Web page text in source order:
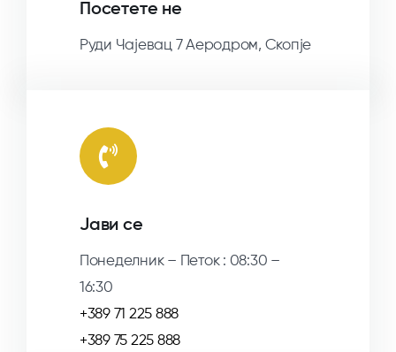
Посетете не
Руди Чајевац 7 Аеродром, Скопје
Јави се
Понеделник – Петок : 08:30 –
16:30
+389 71 225 888
+389 75 225 888